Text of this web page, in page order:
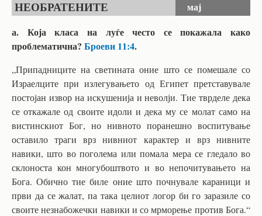
НЕОБРАТЕНИТЕ
мај
а. Која класа на луѓе често се покажала како
проблематична? Броеви 11:4.
„Припадниците на светината оние што се помешале со
Израелците при излегувањето од Египет претставувале
постојан извор на искушенија и неволји. Тие тврделе дека
се откажале од своите идоли и дека му се молат само на
вистинскиот Бог, но нивното поранешно воспитување
оставило траги врз нивниот карактер и врз нивните
навики, што во поголема или помала мера се гледало во
склоноста кон многубоштвото и во непочитувањето на
Бога. Обично тие биле оние што почнувале караници и
први да се жалат, па така целиот логор би го заразиле со
своите незнабожечки навики и со мрморење против Бога.“